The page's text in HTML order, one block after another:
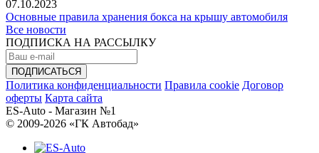
07.10.2023
Основные правила хранения бокса на крышу автомобиля
Все новости
ПОДПИСКА НА РАССЫЛКУ
Политика конфиденциальности Правила cookie Договор
оферты Карта сайта
ES-Auto - Магазин №1
© 2009-2026 «ГК Автобад»